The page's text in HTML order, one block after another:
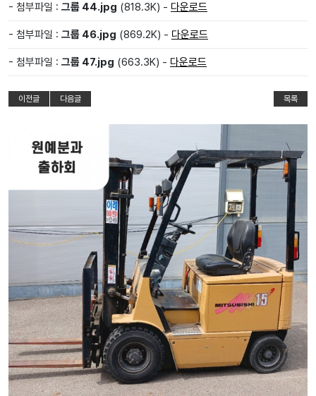
- 첨부파일 : 그룹 44.jpg (818.3K) - 다운로드
- 첨부파일 : 그룹 46.jpg (869.2K) - 다운로드
- 첨부파일 : 그룹 47.jpg (663.3K) - 다운로드
이전글 다음글 목록